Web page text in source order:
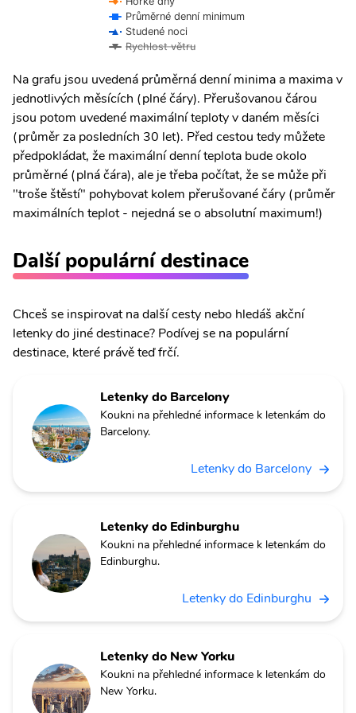
Průměrné denní minimum
Studené noci
Rychlost větru
Na grafu jsou uvedená průměrná denní minima a maxima v
jednotlivých měsících (plné čáry). Přerušovanou čárou
jsou potom uvedené maximální teploty v daném měsíci
(průměr za posledních 30 let). Před cestou tedy můžete
předpokládat, že maximální denní teplota bude okolo
průměrné (plná čára), ale je třeba počítat, že se může při
"troše štěstí" pohybovat kolem přerušované čáry (průměr
maximálních teplot - nejedná se o absolutní maximum!)
Další populární destinace
Chceš se inspirovat na další cesty nebo hledáš akční
letenky do jiné destinace? Podívej se na populární
destinace, které právě teď frčí.
Letenky do Barcelony
Koukni na přehledné informace k letenkám do
Barcelony.
Letenky do Barcelony
Letenky do Edinburghu
Koukni na přehledné informace k letenkám do
Edinburghu.
Letenky do Edinburghu
Letenky do New Yorku
Koukni na přehledné informace k letenkám do
New Yorku.